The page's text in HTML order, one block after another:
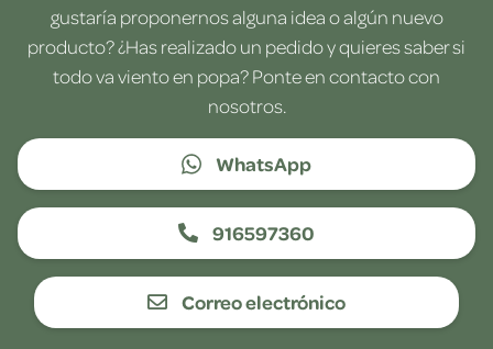
gustaría proponernos alguna idea o algún nuevo
producto? ¿Has realizado un pedido y quieres saber si
todo va viento en popa? Ponte en contacto con
nosotros.
WhatsApp
916597360
Correo electrónico